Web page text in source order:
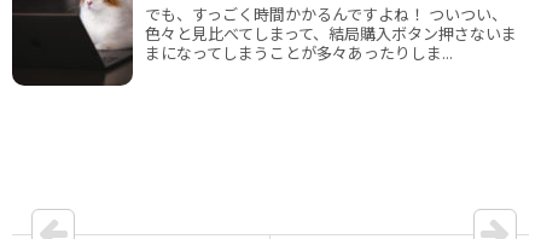
でも、すっごく時間かかるんですよね！ ついつい、
色々と見比べてしまって、結局購入ボタン押さないま
まになってしまうことが多々あったりしま...